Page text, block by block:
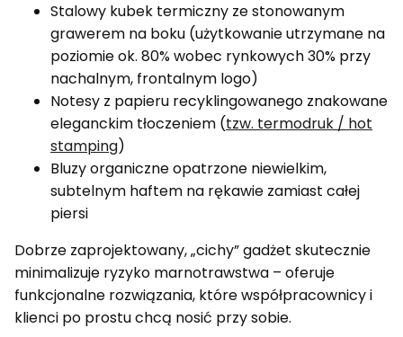
Stalowy kubek termiczny ze stonowanym
grawerem na boku (użytkowanie utrzymane na
poziomie ok. 80% wobec rynkowych 30% przy
nachalnym, frontalnym logo)
Notesy z papieru recyklingowanego znakowane
eleganckim tłoczeniem (tzw. termodruk / hot
stamping)
Bluzy organiczne opatrzone niewielkim,
subtelnym haftem na rękawie zamiast całej
piersi
Dobrze zaprojektowany, „cichy” gadżet skutecznie
minimalizuje ryzyko marnotrawstwa – oferuje
funkcjonalne rozwiązania, które współpracownicy i
klienci po prostu chcą nosić przy sobie.